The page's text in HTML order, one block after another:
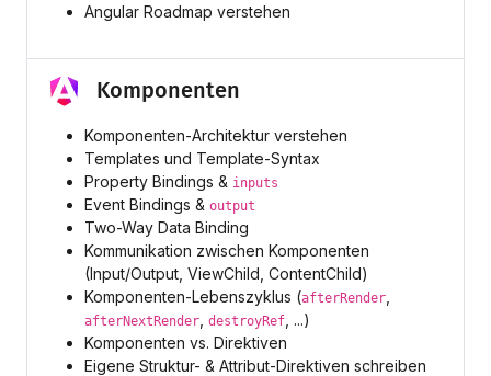
Angular Roadmap verstehen
Komponenten
Komponenten-Architektur verstehen
Templates und Template-Syntax
Property Bindings & inputs
Event Bindings & output
Two-Way Data Binding
Kommunikation zwischen Komponenten
(Input/Output, ViewChild, ContentChild)
Komponenten-Lebenszyklus (afterRender
afterNextRender destroyRef
, ...)
Komponenten vs. Direktiven
Eigene Struktur- & Attribut-Direktiven schreiben